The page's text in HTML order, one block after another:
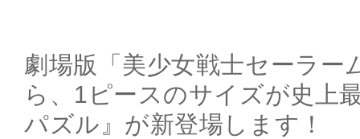
劇場版「美少女戦士セーラー
ら、1ピースのサイズが史上
パズル』が新登場します！